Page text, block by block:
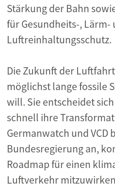
Stärkung der Bahn
für Gesundheits-, Lärm-
Luftreinhaltungsschutz.
Die Zukunft der
möglichst lange fossile
will. Sie entscheidet
schnell ihre
Germanwatch und VCD
Bundesregierung an,
Roadmap für einen
Luftverkehr